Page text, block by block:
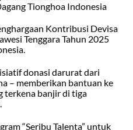
Tionghoa Indonesia
Kontribusi Devisa
Tenggara Tahun 2025
donasi darurat dari
– memberikan bantuan ke
terkena banjir di tiga
“Seribu Talenta” untuk